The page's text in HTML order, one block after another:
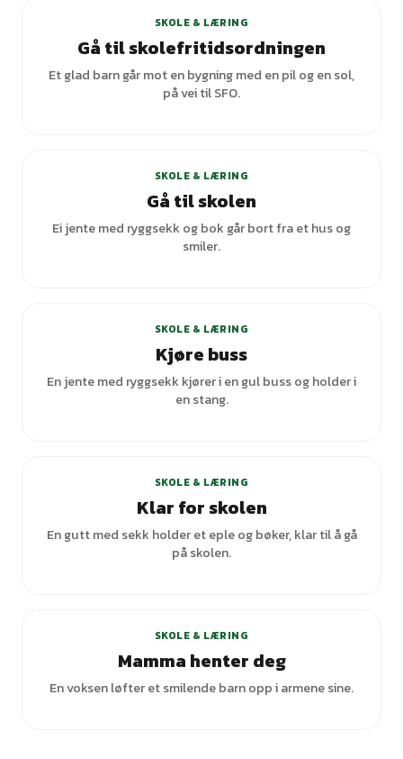
SKOLE & LÆRING
Gå til skolefritidsordningen
Et glad barn går mot en bygning med en pil og en sol,
på vei til SFO.
SKOLE & LÆRING
Gå til skolen
Ei jente med ryggsekk og bok går bort fra et hus og
smiler.
SKOLE & LÆRING
Kjøre buss
En jente med ryggsekk kjører i en gul buss og holder i
en stang.
SKOLE & LÆRING
Klar for skolen
En gutt med sekk holder et eple og bøker, klar til å gå
på skolen.
SKOLE & LÆRING
Mamma henter deg
En voksen løfter et smilende barn opp i armene sine.